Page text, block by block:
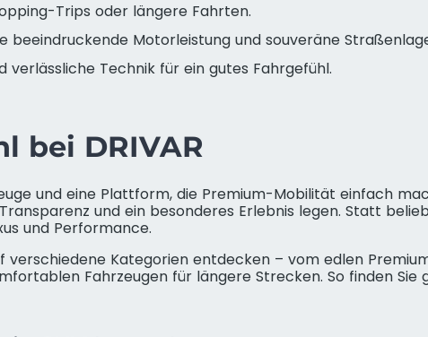
Trips oder längere Fahrten.
beeindruckende Motorleistung und souveräne
verlässliche Technik für ein gutes Fahrgefühl.
bei DRIVAR
und eine Plattform, die Premium-Mobilität einfach
und ein besonderes Erlebnis legen. Statt
und Performance.
verschiedene Kategorien entdecken – vom edlen
Fahrzeugen für längere Strecken. So finden Sie